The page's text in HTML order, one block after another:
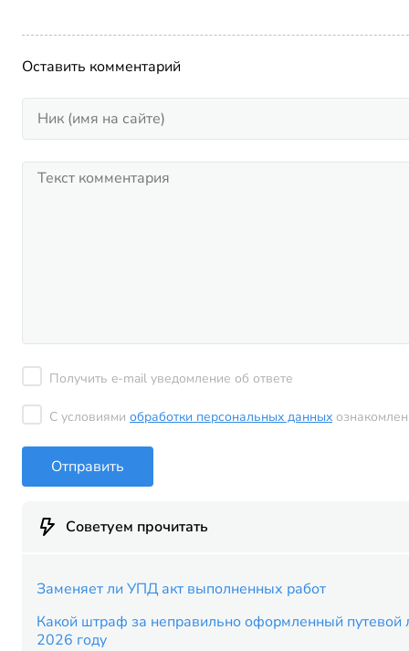
Оставить комментарий
Получить e-mail уведомление об ответе
С условиями обработки персональных данных ознакомлен
Отправить
Советуем прочитать
Заменяет ли УПД акт выполненных работ
Какой штраф за неправильно оформленный путевой
2026 году